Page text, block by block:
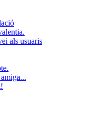
als usuaris